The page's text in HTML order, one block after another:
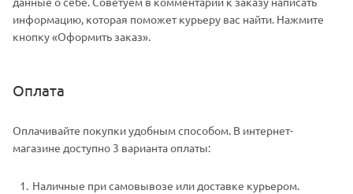
информацию, которая поможет курьеру вас найти. Нажмите
кнопку «Оформить заказ».
Оплата
Оплачивайте покупки удобным способом. В интернет-
магазине доступно 3 варианта оплаты:
Наличные при самовывозе или доставке курьером.